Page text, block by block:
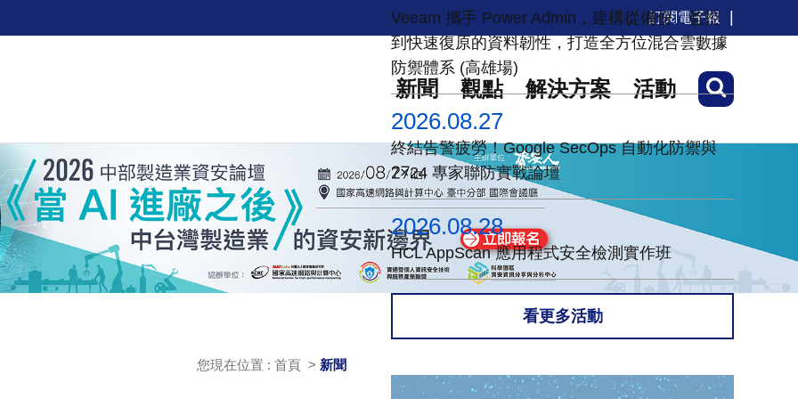
訂閱電子報
新聞 觀點 解決方案 活動
您現在位置 : 首頁 > 新聞
Veeam 攜手 Power Admin，建構從備份、監控
到快速復原的資料韌性，打造全方位混合雲數據
防禦體系 (高雄場)
2026.08.27
終結告警疲勞！Google SecOps 自動化防禦與
7×24 專家聯防實戰論壇
2026.08.28
HCL AppScan 應用程式安全檢測實作班
看更多活動